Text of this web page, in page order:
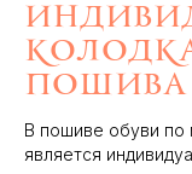
пошива
В пошиве обуви по
является